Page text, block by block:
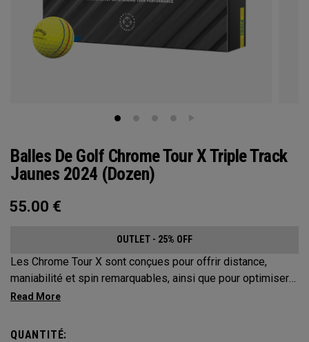
Balles De Golf Chrome Tour X Triple Track
Jaunes 2024 (Dozen)
55.00 €
OUTLET - 25% OFF
Les Chrome Tour X sont conçues pour offrir distance,
maniabilité et spin remarquables, ainsi que pour optimiser
vos performances du tee au green en favorisant un meilleur
une balle jaune haute visibilité.
QUANTITÉ: